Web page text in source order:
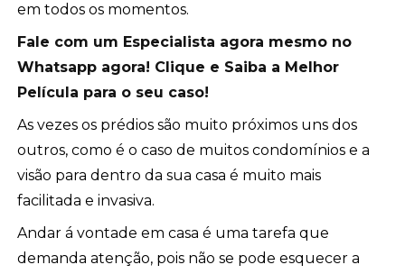
em todos os momentos.
Fale com um Especialista agora mesmo no
Whatsapp agora! Clique e Saiba a Melhor
Película para o seu caso!
As vezes os prédios são muito próximos uns dos
outros, como é o caso de muitos condomínios e a
visão para dentro da sua casa é muito mais
facilitada e invasiva.
Andar á vontade em casa é uma tarefa que
demanda atenção, pois não se pode esquecer a